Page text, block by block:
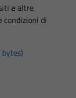
e altre
di